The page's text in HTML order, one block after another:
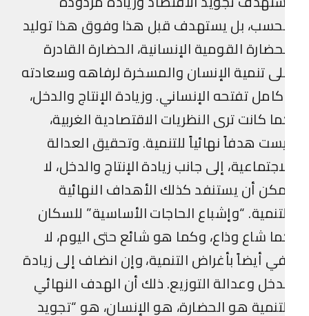
بل يستهدف قبل هذا وفوق هذا توليد
القومية الإنسانية، الحضارة القادرة
تنمية الإنسان والمسخرة لرفاهه وسعادته
تفتحه الإنساني. وزيادة الإنتاج والدخل،
كانت ترى النظريات الاقتصادية الغربية،
هدفاً نهائياً للتنمية. وتحقيق العدالة
إلى جانب زيادة الإنتاج والدخل، لا
أن يستنفد كذلك الأهداف النهائية
“وإشباع الحاجات الأساسية” للسكان
شاع وذاع، وكما هو شائع حتى اليوم، لا
أيضاً بأغراض التنمية، وإن انضاف إلى زيادة
وعدالة التوزيع. ذلك أن الهدف النهائي
هو الحضارة، هو الإنسان، هو “تجويد